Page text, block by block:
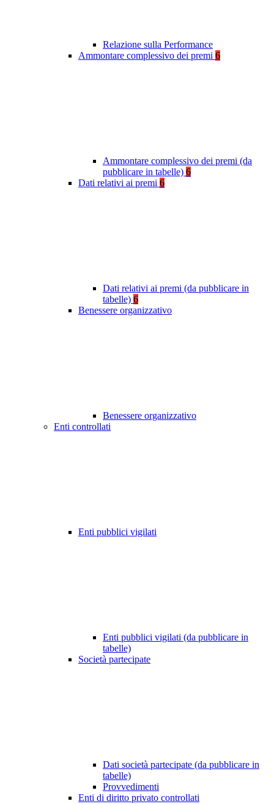
Relazione sulla Performance
Ammontare complessivo dei premi 6
Ammontare complessivo dei premi (da
pubblicare in tabelle) 6
Dati relativi ai premi 6
Dati relativi ai premi (da pubblicare in
tabelle) 6
Benessere organizzativo
Benessere organizzativo
Enti controllati
Enti pubblici vigilati
Enti pubblici vigilati (da pubblicare in
tabelle)
Società partecipate
Dati società partecipate (da pubblicare in
tabelle)
Provvedimenti
Enti di diritto privato controllati